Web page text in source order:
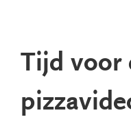
Tijd voor